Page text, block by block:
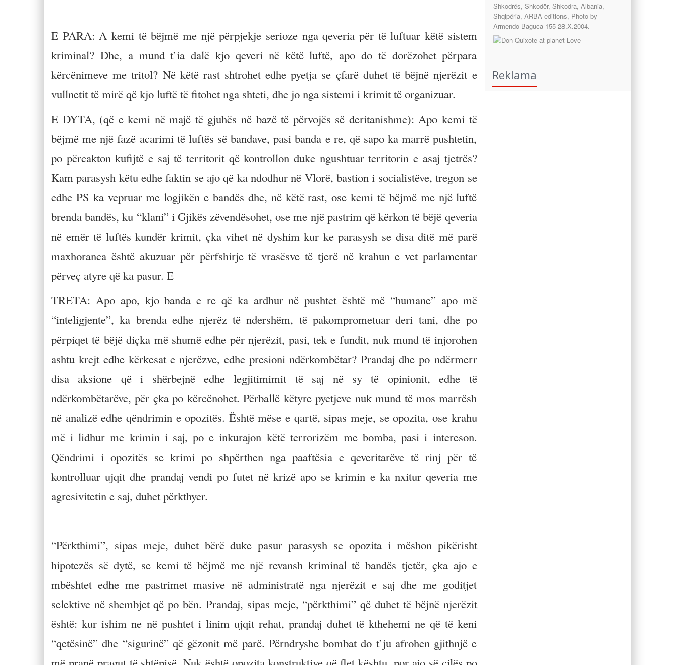
E PARA: A kemi të bëjmë me një përpjekje serioze nga qeveria për të luftuar këtë sistem
kriminal? Dhe, a mund t’ia dalë kjo qeveri në këtë luftë, apo do të dorëzohet përpara
kërcënimeve me tritol? Në këtë rast shtrohet edhe pyetja se çfarë duhet të bëjnë njerëzit e
vullnetit të mirë që kjo luftë të fitohet nga shteti, dhe jo nga sistemi i krimit të organizuar.
E DYTA, (që e kemi në majë të gjuhës në bazë të përvojës së deritanishme): Apo kemi të
bëjmë me një fazë acarimi të luftës së bandave, pasi banda e re, që sapo ka marrë pushtetin,
po përcakton kufijtë e saj të territorit që kontrollon duke ngushtuar territorin e asaj tjetrës?
Kam parasysh këtu edhe faktin se ajo që ka ndodhur në Vlorë, bastion i socialistëve, tregon se
edhe PS ka vepruar me logjikën e bandës dhe, në këtë rast, ose kemi të bëjmë me një luftë
brenda bandës, ku “klani” i Gjikës zëvendësohet, ose me një pastrim që kërkon të bëjë qeveria
në emër të luftës kundër krimit, çka vihet në dyshim kur ke parasysh se disa ditë më parë
maxhoranca është akuzuar për përfshirje të vrasësve të tjerë në krahun e vet parlamentar
përveç atyre që ka pasur. E
TRETA: Apo apo, kjo banda e re që ka ardhur në pushtet është më “humane” apo më
“inteligjente”, ka brenda edhe njerëz të ndershëm, të pakomprometuar deri tani, dhe po
përpiqet të bëjë diçka më shumë edhe për njerëzit, pasi, tek e fundit, nuk mund të injorohen
ashtu krejt edhe kërkesat e njerëzve, edhe presioni ndërkombëtar? Prandaj dhe po ndërmerr
disa aksione që i shërbejnë edhe legjitimimit të saj në sy të opinionit, edhe të
ndërkombëtarëve, për çka po kërcënohet. Përballë këtyre pyetjeve nuk mund të mos marrësh
në analizë edhe qëndrimin e opozitës. Është mëse e qartë, sipas meje, se opozita, ose krahu
më i lidhur me krimin i saj, po e inkurajon këtë terrorizëm me bomba, pasi i intereson.
Qëndrimi i opozitës se krimi po shpërthen nga paaftësia e qeveritarëve të rinj për të
kontrolluar ujqit dhe prandaj vendi po futet në krizë apo se krimin e ka nxitur qeveria me
agresivitetin e saj, duhet përkthyer.
“Përkthimi”, sipas meje, duhet bërë duke pasur parasysh se opozita i mëshon pikërisht
hipotezës së dytë, se kemi të bëjmë me një revansh kriminal të bandës tjetër, çka ajo e
mbështet edhe me pastrimet masive në administratë nga njerëzit e saj dhe me goditjet
selektive në shembjet që po bën. Prandaj, sipas meje, “përkthimi” që duhet të bëjnë njerëzit
është: kur ishim ne në pushtet i linim ujqit rehat, prandaj duhet të kthehemi ne që të keni
“qetësinë” dhe “sigurinë” që gëzonit më parë. Përndryshe bombat do t’ju afrohen gjithnjë e
Reklama